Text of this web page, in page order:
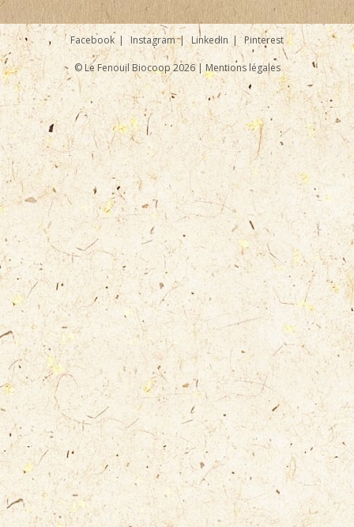
Facebook Instagram LinkedIn Pinterest
© Le Fenouil Biocoop 2026 |Mentions légales